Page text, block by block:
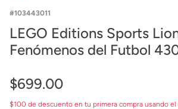
103443011
LEGO Editions Sports
Fenómenos del Futbol
$699.00
$100 de descuento en tu primera compra usando el